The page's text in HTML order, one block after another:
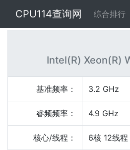
CPU114查询网 综合排行
Intel(R) Xeon(R)
基准频率： 3.2 GHz
睿频频率： 4.9 GHz
核心/线程： 6核 12线程